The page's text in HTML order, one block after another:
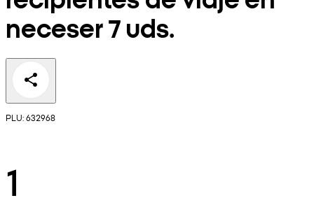
neceser 7 uds.
PLU: 632968
1